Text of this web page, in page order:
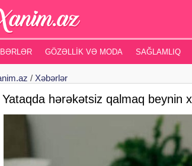
GÖZƏLLIK VƏ MODA SAĞLAMLIQ
/ Xəbərlər
Yataqda hərəkətsiz qalmaq beynin